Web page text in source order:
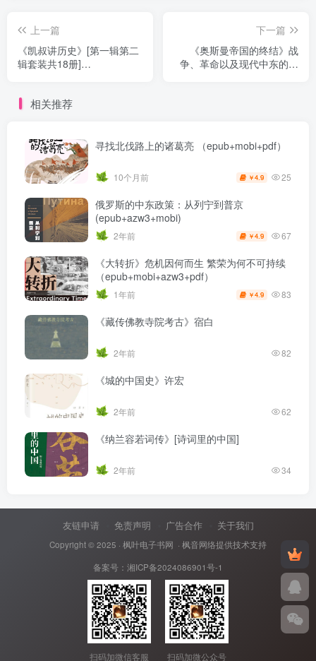
上一篇
《凯叔讲历史》[第一辑第二
辑套装共18册]
下一篇
《奥斯曼帝国的终结》战
争、革命以及现代中东的诞
相关推荐
寻找北伐路上的诸葛亮 （epub+mobi+pdf）
10个月前 ￥4.9 25
俄罗斯的中东政策：从列宁到普京
(epub+azw3+mobi)
2年前 ￥4.9 67
《大转折》危机因何而生 繁荣为何不可持续
（epub+mobi+azw3+pdf）
1年前 ￥4.9 83
《藏传佛教寺院考古》宿白
2年前 82
《城的中国史》许宏
2年前 62
《纳兰容若词传》[诗词里的中国]
2年前 34
友链申请 免责声明 广告合作 关于我们
Copyright © 2025 · 枫叶电子书网 · 枫音网络提供技术支持
备案号： 湘ICP备2024086901号-1
扫码加微信客服 扫码加微公众号